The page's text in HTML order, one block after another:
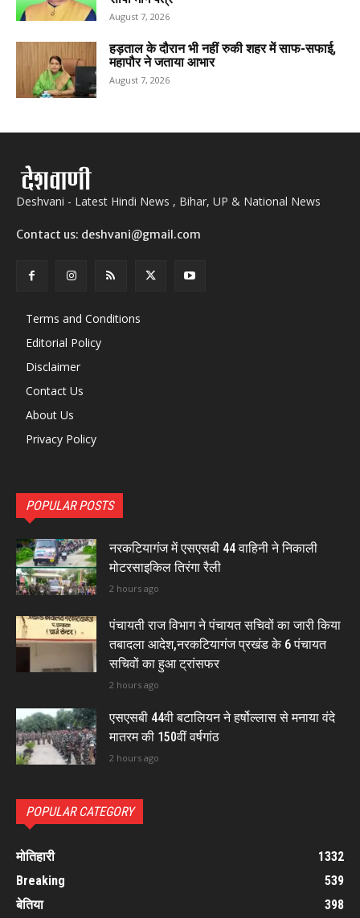
August 7, 2026
हड़ताल के दौरान भी नहीं रुकी शहर में साफ-सफाई,
महापौर ने जताया आभार
August 7, 2026
Deshvani - Latest Hindi News , Bihar, UP & National News
Contact us: deshvani@gmail.com
Terms and Conditions
Editorial Policy
Disclaimer
Contact Us
About Us
Privacy Policy
POPULAR POSTS
नरकटियागंज में एसएसबी 44 वाहिनी ने निकाली
मोटरसाइकिल तिरंगा रैली
2 hours ago
पंचायती राज विभाग ने पंचायत सचिवों का जारी किया
तबादला आदेश,नरकटियागंज प्रखंड के 6 पंचायत
सचिवों का हुआ ट्रांसफर
2 hours ago
एसएसबी 44वी बटालियन ने हर्षोल्लास से मनाया वंदे
मातरम की 150वीं वर्षगांठ
2 hours ago
POPULAR CATEGORY
मोतिहारी
1332
Breaking
539
बेतिया
398